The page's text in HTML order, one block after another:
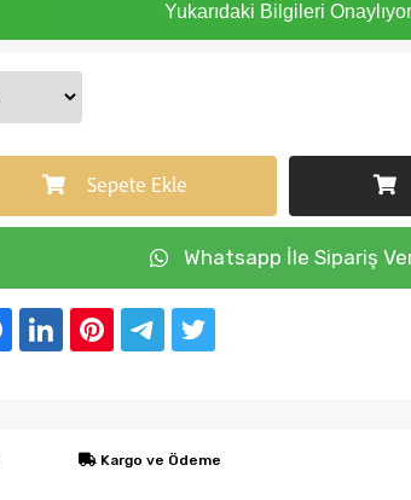
Yukarıdaki Bilgileri
Sepete Ekle
Whatsapp İle Sipariş
Kargo ve Ödeme